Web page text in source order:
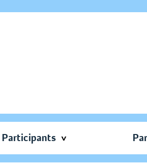
Participants